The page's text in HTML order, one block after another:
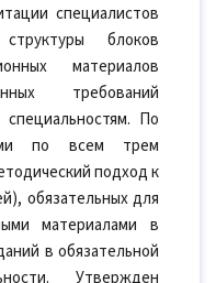
специалистов
блоков
материалов
требований
По
по всем трем
подход к
обязательных для
материалами в
в обязательной
Утвержден